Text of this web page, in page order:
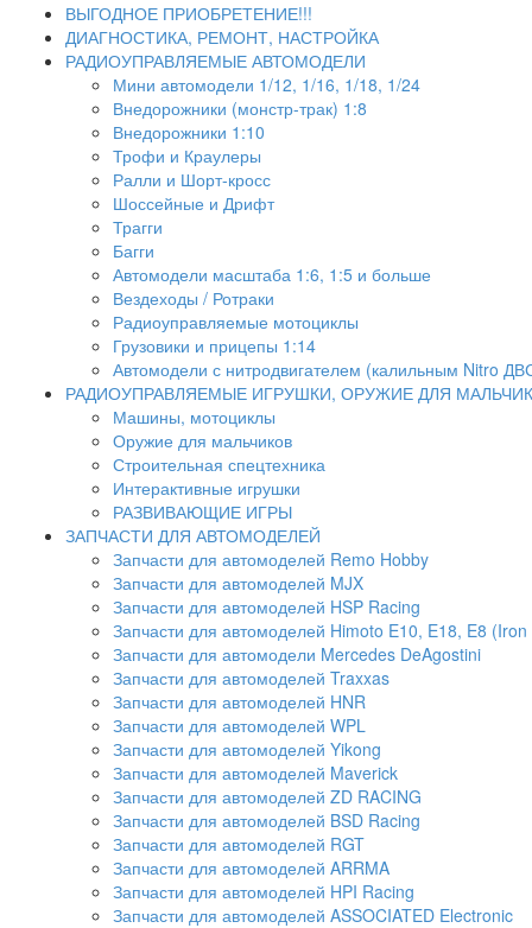
ВЫГОДНОЕ ПРИОБРЕТЕНИЕ!!!
ДИАГНОСТИКА, РЕМОНТ, НАСТРОЙКА
РАДИОУПРАВЛЯЕМЫЕ АВТОМОДЕЛИ
Мини автомодели 1/12, 1/16, 1/18, 1/24
Внедорожники (монстр-трак) 1:8
Внедорожники 1:10
Трофи и Краулеры
Ралли и Шорт-кросс
Шоссейные и Дрифт
Трагги
Багги
Автомодели масштаба 1:6, 1:5 и больше
Вездеходы / Ротраки
Радиоуправляемые мотоциклы
Грузовики и прицепы 1:14
Автомодели с нитродвигателем (калильным Nitro
РАДИОУПРАВЛЯЕМЫЕ ИГРУШКИ, ОРУЖИЕ ДЛЯ
Машины, мотоциклы
Оружие для мальчиков
Строительная спецтехника
Интерактивные игрушки
РАЗВИВАЮЩИЕ ИГРЫ
ЗАПЧАСТИ ДЛЯ АВТОМОДЕЛЕЙ
Запчасти для автомоделей Remo Hobby
Запчасти для автомоделей MJX
Запчасти для автомоделей HSP Racing
Запчасти для автомоделей Himoto E10, E18, E8
Запчасти для автомодели Mercedes DeAgostini
Запчасти для автомоделей Traxxas
Запчасти для автомоделей HNR
Запчасти для автомоделей WPL
Запчасти для автомоделей Yikong
Запчасти для автомоделей Maverick
Запчасти для автомоделей ZD RACING
Запчасти для автомоделей BSD Racing
Запчасти для автомоделей RGT
Запчасти для автомоделей ARRMA
Запчасти для автомоделей HPI Racing
Запчасти для автомоделей ASSOCIATED Electronic